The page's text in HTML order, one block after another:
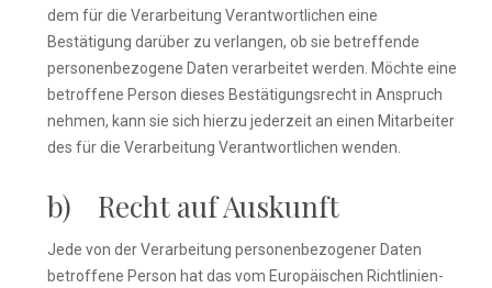
dem für die Verarbeitung Verantwortlichen eine
Bestätigung darüber zu verlangen, ob sie betreffende
personenbezogene Daten verarbeitet werden. Möchte eine
betroffene Person dieses Bestätigungsrecht in Anspruch
nehmen, kann sie sich hierzu jederzeit an einen Mitarbeiter
des für die Verarbeitung Verantwortlichen wenden.
b) Recht auf Auskunft
Jede von der Verarbeitung personenbezogener Daten
betroffene Person hat das vom Europäischen Richtlinien-